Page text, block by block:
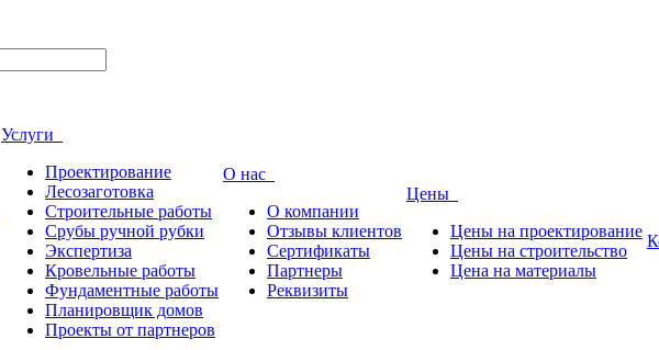
Услуги
Проектирование
Лесозаготовка
Строительные работы
Срубы ручной рубки
Экспертиза
Кровельные работы
Фундаментные работы
Планировщик домов
Проекты от партнеров
О нас
О компании
Отзывы клиентов
Сертификаты
Партнеры
Реквизиты
Цены
Цены на проектирование
Цены на строительство
Цена на материалы